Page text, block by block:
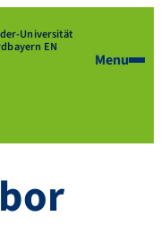
Universität
EN
Menu